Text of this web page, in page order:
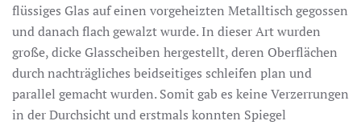
flüssiges Glas auf einen vorgeheizten Metalltisch gegossen
und danach flach gewalzt wurde. In dieser Art wurden
große, dicke Glasscheiben hergestellt, deren Oberflächen
durch nachträgliches beidseitiges schleifen plan und
parallel gemacht wurden. Somit gab es keine Verzerrungen
in der Durchsicht und erstmals konnten Spiegel